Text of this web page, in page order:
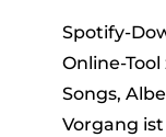
Spotify-
Online-
Songs,
Vorgang